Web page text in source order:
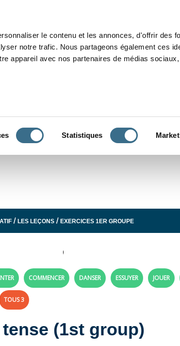
le contenu et les annonces, d'offrir des
notre trafic. Nous partageons également ces
appareil avec nos partenaires de médias
Statistiques
/LES LEÇONS /EXERCICES 1ER GROUPE
COMMENCER DANSER ESSUYER JOUER
TOUS 3
(1st group)